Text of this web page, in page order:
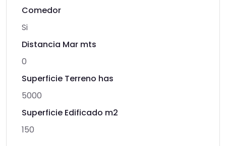
Comedor
Si
Distancia Mar mts
0
Superficie Terreno has
5000
Superficie Edificado m2
150